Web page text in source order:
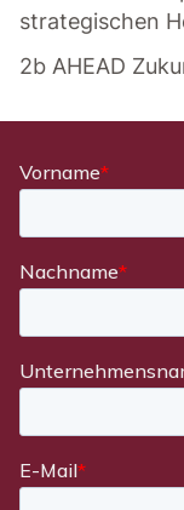
strategischen
2b AHEAD